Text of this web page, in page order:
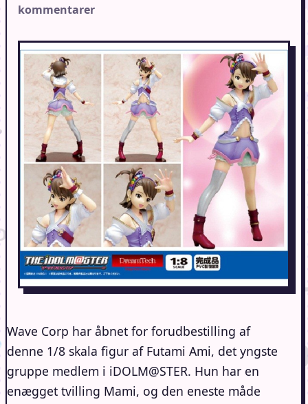
kommentarer
Wave Corp har åbnet for forudbestilling af
denne 1/8 skala figur af Futami Ami, det yngste
gruppe medlem i iDOLM@STER. Hun har en
enægget tvilling Mami, og den eneste måde